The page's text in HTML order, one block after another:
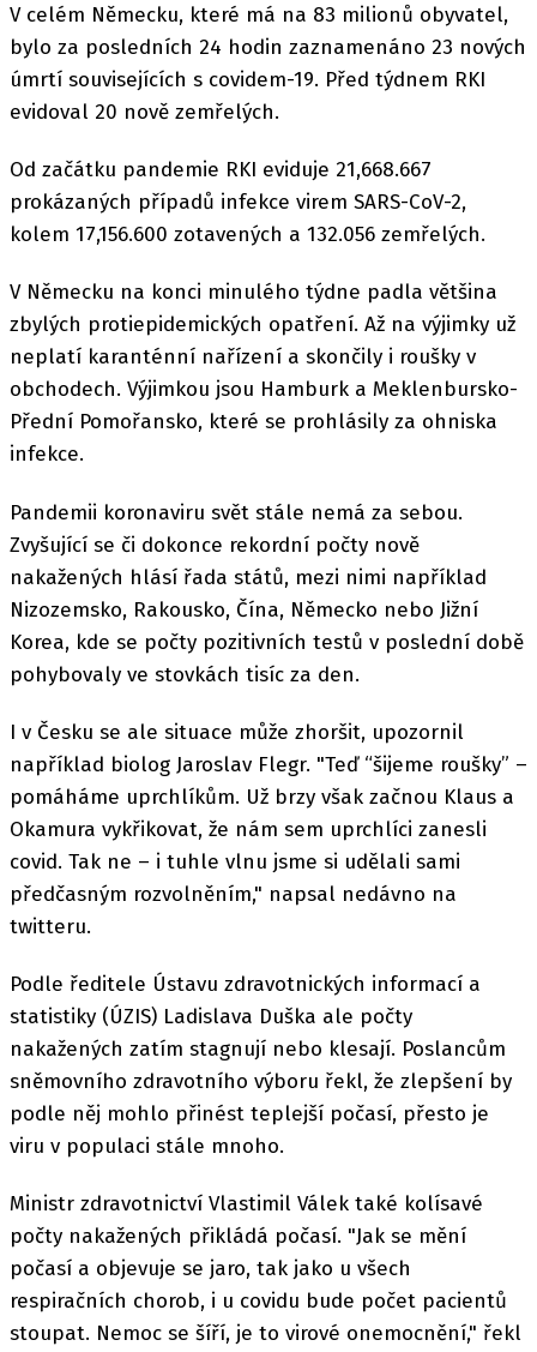
V celém Německu, které má na 83 milionů obyvatel,
bylo za posledních 24 hodin zaznamenáno 23 nových
úmrtí souvisejících s covidem-19. Před týdnem RKI
evidoval 20 nově zemřelých.
Od začátku pandemie RKI eviduje 21,668.667
prokázaných případů infekce virem SARS-CoV-2,
kolem 17,156.600 zotavených a 132.056 zemřelých.
V Německu na konci minulého týdne padla většina
zbylých protiepidemických opatření. Až na výjimky už
neplatí karanténní nařízení a skončily i roušky v
obchodech. Výjimkou jsou Hamburk a Meklenbursko-
Přední Pomořansko, které se prohlásily za ohniska
infekce.
Pandemii koronaviru svět stále nemá za sebou.
Zvyšující se či dokonce rekordní počty nově
nakažených hlásí řada států, mezi nimi například
Nizozemsko, Rakousko, Čína, Německo nebo Jižní
Korea, kde se počty pozitivních testů v poslední době
pohybovaly ve stovkách tisíc za den.
I v Česku se ale situace může zhoršit, upozornil
například biolog Jaroslav Flegr. "Teď “šijeme roušky” –
pomáháme uprchlíkům. Už brzy však začnou Klaus a
Okamura vykřikovat, že nám sem uprchlíci zanesli
covid. Tak ne – i tuhle vlnu jsme si udělali sami
předčasným rozvolněním," napsal nedávno na
twitteru.
Podle ředitele Ústavu zdravotnických informací a
statistiky (ÚZIS) Ladislava Duška ale počty
nakažených zatím stagnují nebo klesají. Poslancům
sněmovního zdravotního výboru řekl, že zlepšení by
podle něj mohlo přinést teplejší počasí, přesto je
viru v populaci stále mnoho.
Ministr zdravotnictví Vlastimil Válek také kolísavé
počty nakažených přikládá počasí. "Jak se mění
počasí a objevuje se jaro, tak jako u všech
respiračních chorob, i u covidu bude počet pacientů
stoupat. Nemoc se šíří, je to virové onemocnění," řekl